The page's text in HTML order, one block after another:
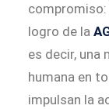
compromiso:
logro de la
es decir, una
humana en
impulsan la